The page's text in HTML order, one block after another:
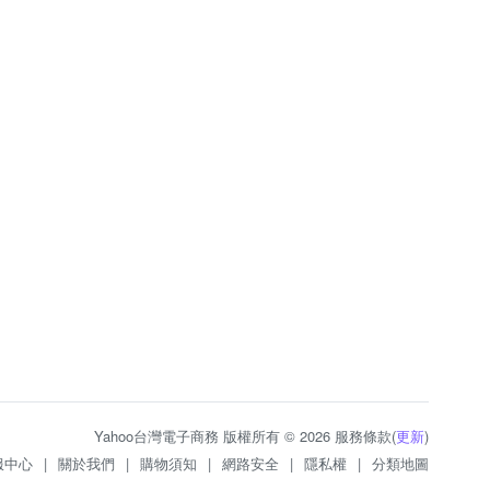
Yahoo台灣電子商務 版權所有 © 2026 服務條款(更新)
中心 | 關於我們 | 購物須知 | 網路安全 | 隱私權 | 分類地圖